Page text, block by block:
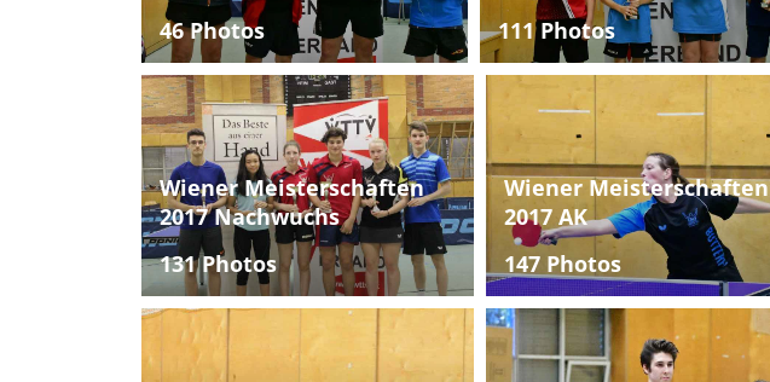
46 Photos
111 Photos
Wiener Meisterschaften
2017 Nachwuchs
131 Photos
Wiener Meisterschaften
2017 AK
147 Photos